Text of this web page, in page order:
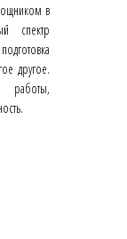
в
спектр
другое.
работы,